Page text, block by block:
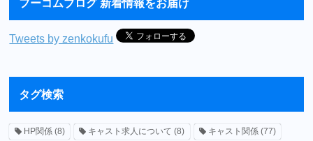
フーコムブログ 新着情報をお届け
Tweets by zenkokufu
タグ検索
HP関係(8) キャスト求人について (8) キャスト関係 (77)